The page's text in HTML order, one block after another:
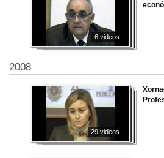
6 videos
2008
29 videos